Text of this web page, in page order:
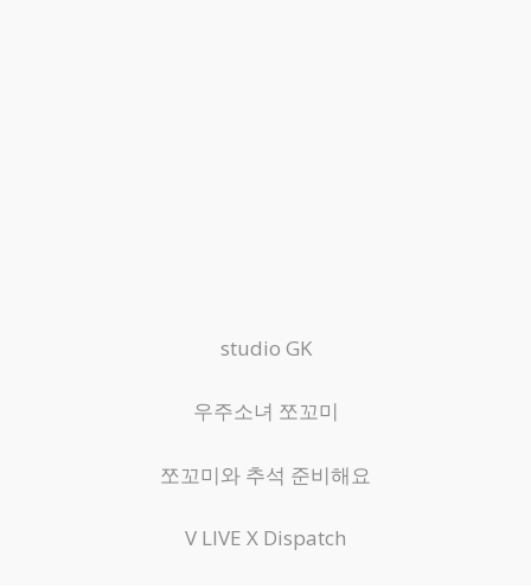
studio GK
우주소녀 쪼꼬미
쪼꼬미와 추석 준비해요
V LIVE X Dispatch